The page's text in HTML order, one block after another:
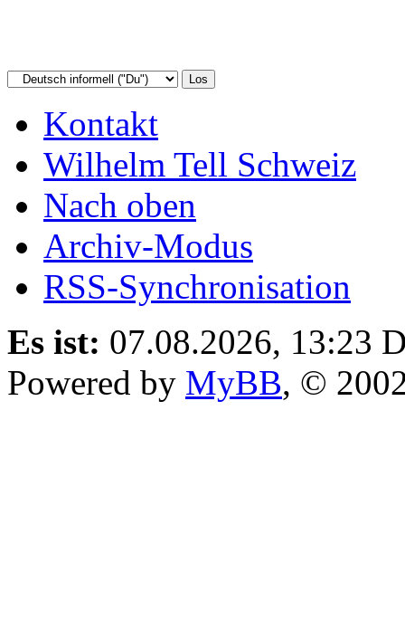
Kontakt
Wilhelm Tell Schweiz
Nach oben
Archiv-Modus
RSS-Synchronisation
Es ist: 07.08.2026, 13:23
Powered by MyBB, ©